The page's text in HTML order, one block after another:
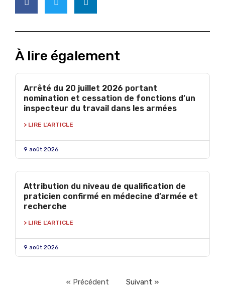
À lire également
Arrêté du 20 juillet 2026 portant
nomination et cessation de fonctions d’un
inspecteur du travail dans les armées
> LIRE L'ARTICLE
9 août 2026
Attribution du niveau de qualification de
praticien confirmé en médecine d’armée et
recherche
> LIRE L'ARTICLE
9 août 2026
« Précédent Suivant »